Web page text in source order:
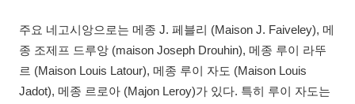
주요 네고시앙으로는 메종 J. 페블리 (Maison J. Faiveley), 메
종 조제프 드루앙 (maison Joseph Drouhin), 메종 루이 라뚜
르 (Maison Louis Latour), 메종 루이 자도 (Maison Louis
Jadot), 메종 르로아 (Majon Leroy)가 있다. 특히 루이 자도는